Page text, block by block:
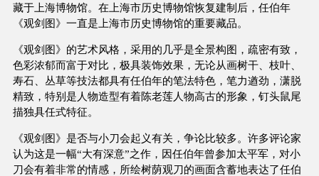
藏于上海博物馆。在上海市历史博物馆恢复建制后，任伯年
《观剑图》一直是上海市历史博物馆的重要藏品。
《观剑图》的艺术风格，采用的几乎是全景构图，疏密有致，
色彩浓郁而富于对比，极具装饰效果，无论从画树干、枝叶、
寿石、丛草等技法都具有任伯年的笔法特色，笔力遒劲，潇脱
精致，特别是人物造型有着陈老莲人物高古的形象，钉头鼠尾
描独具任式特征。
《观剑图》是否与小刀会起义有关，争论比较多。许多评论家
认为这是一幅“大有深意”之作，因任伯年曾参加太平军，对小
刀会有着非常的情感，所绘树荫观刀的画面含蓄地表达了任伯